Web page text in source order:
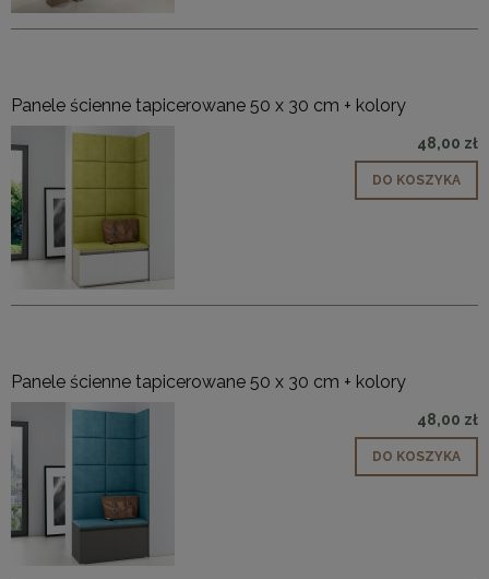
Panele ścienne tapicerowane 50 x 30 cm + kolory
48,00 zł
DO KOSZYKA
Panele ścienne tapicerowane 50 x 30 cm + kolory
48,00 zł
DO KOSZYKA